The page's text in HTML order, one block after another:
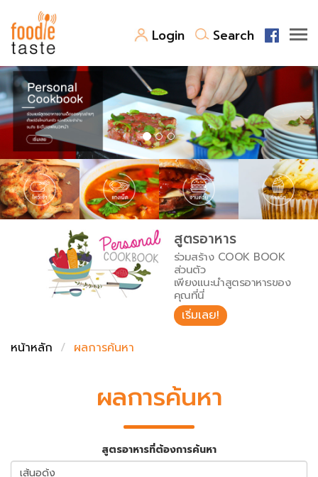
Login Search
สูตรอาหาร
สูตรอาหารล่าสุด
Top Foodie
พาไปชิม
สารพันก้นครัว
เคล็ดลับน่ารู้
เปรียบเทียบหน่วยการตวง
เปรียบเทียบอุณหภูมิ
เปรียบเทียบน้ำหนักวัตถุดิบ
FoodPedia
สร้าง Cookbook
สูตรอาหาร
ร่วมสร้าง COOK BOOK
ส่วนตัว
เพียงแนะนำสูตรอาหารของ
คุณที่นี่
เริ่มเลย!
หน้าหลัก
ผลการค้นหา
ผลการค้นหา
สูตรอาหารที่ต้องการค้นหา